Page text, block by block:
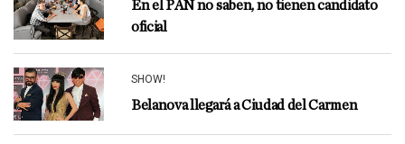
En el PAN no saben, no tienen candidato
oficial
SHOW!
Belanova llegará a Ciudad del Carmen